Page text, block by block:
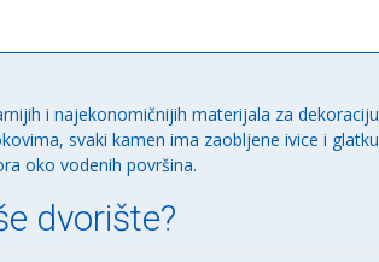
i najekonomičnijih materijala za dekoraciju
svaki kamen ima zaobljene ivice i glatku
oko vodenih površina.
dvorište?